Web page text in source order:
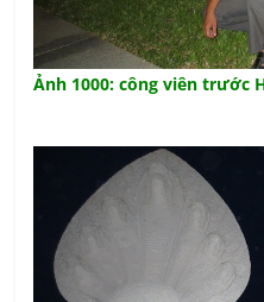
Ảnh 1000: công viên trước